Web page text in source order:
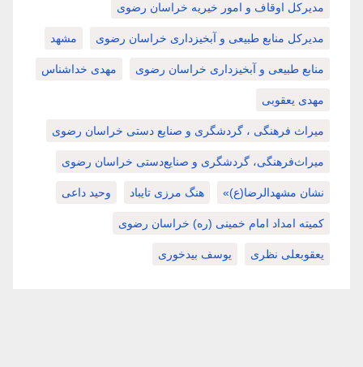
مدیرکل اوقاف و امور خیریه خراسان رضوی
مدیرکل منابع طبیعی و آبخیزداری خراسان رضوی مشهد
منابع طبیعی و آبخیزداری خراسان رضوی مهدی خداشناس
مهدی یعقوبی
میراث فرهنگی ، گردشگری و صنایع دستی خراسان رضوی
میراث‌فرهنگی، گردشگری و صنایع‌دستی خراسان رضوی
نشان مشهدالرضا(ع)» هنگ مرزی تایباد وحید داعی
کمیته امداد امام خمینی (ره) خراسان رضوی
یعقوبعلی نظری یوسف بیدخوری